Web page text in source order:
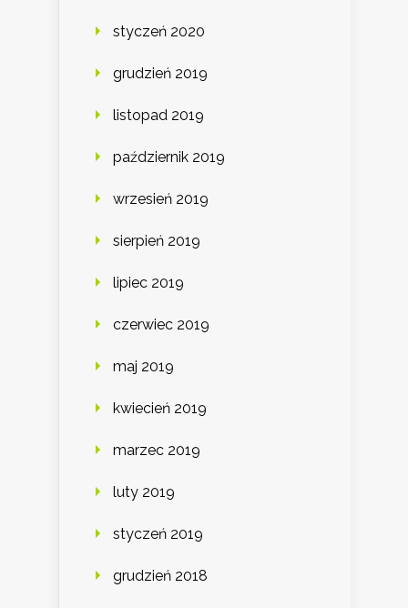
styczeń 2020
grudzień 2019
listopad 2019
październik 2019
wrzesień 2019
sierpień 2019
lipiec 2019
czerwiec 2019
maj 2019
kwiecień 2019
marzec 2019
luty 2019
styczeń 2019
grudzień 2018